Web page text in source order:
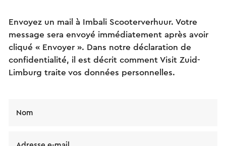
Envoyez un mail à Imbali Scooterverhuur. Votre
message sera envoyé immédiatement après avoir
cliqué « Envoyer ». Dans notre déclaration de
confidentialité, il est décrit comment Visit Zuid-
Limburg traite vos données personnelles.
Nom